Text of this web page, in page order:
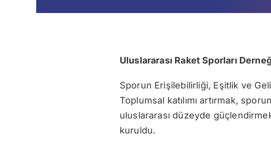
Uluslararası Raket Sporları
Sporun Erişilebilirliği, Eşitlik ve
Toplumsal katılımı artırmak,
uluslararası düzeyde
kuruldu.